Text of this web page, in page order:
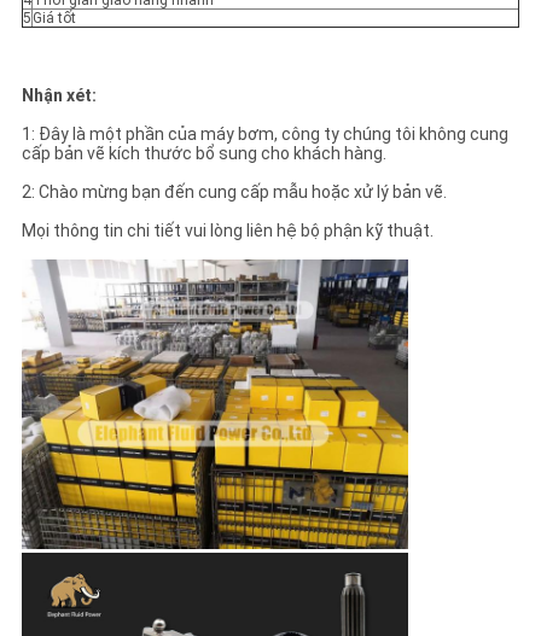
5 Giá tốt
Nhận xét:
1: Đây là một phần của máy bơm, công ty chúng tôi không cung
cấp bản vẽ kích thước bổ sung cho khách hàng.
2: Chào mừng bạn đến cung cấp mẫu hoặc xử lý bản vẽ.
Mọi thông tin chi tiết vui lòng liên hệ bộ phận kỹ thuật.